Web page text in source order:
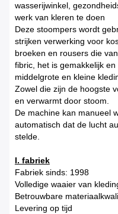
wasserijwinkel,
werk van kleren te doen
Deze stoompers wordt
strijken verwerking voor
broeken en rousers die
fibric, het is gemakkelijk
middelgrote en kleine
Zowel die zijn de hoogste
en verwarmt door stoom.
De machine kan manueel
automatisch dat de lucht
stelde.
I. fabriek
Fabriek sinds: 1998
Volledige waaier van
Betrouwbare
Levering op tijd